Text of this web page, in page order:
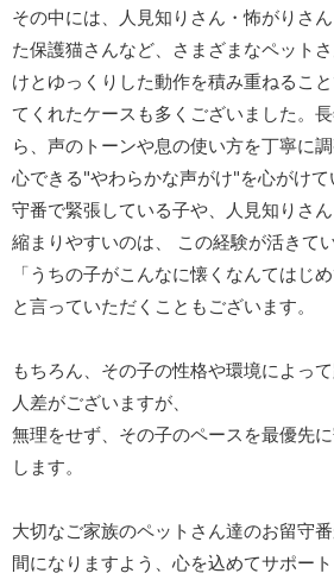
その中には、人見知りさん・怖がりさ
た保護猫さんなど、さまざまなペット
けとゆっくりした動作を積み重ねるこ
てくれたケースも多くございました。
ら、声のトーンや息の使い方を丁寧に
心できる"やわらかな声がけ"を心がけ
守番で緊張している子や、人見知りさ
縮まりやすいのは、 この経験が活きて
「うちの子がこんなに懐くなんてはじ
と言っていただくこともございます。
もちろん、その子の性格や環境によっ
人差がございますが、
無理をせず、その子のペースを最優先
します。
大切なご家族のペットさん達のお留守
間になりますよう、心を込めてサポート